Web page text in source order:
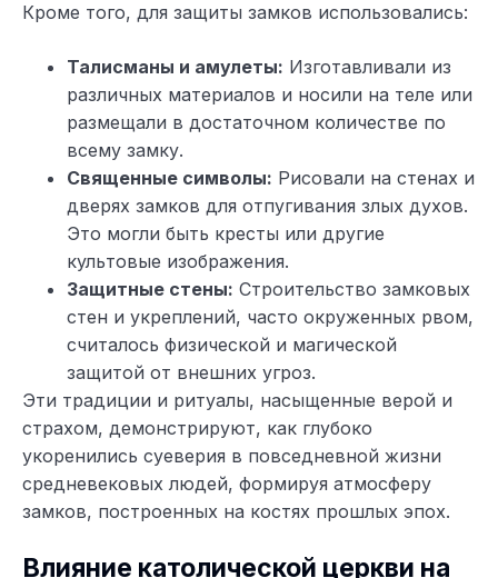
Кроме того, для защиты замков использовались:
Талисманы и амулеты: Изготавливали из
различных материалов и носили на теле или
размещали в достаточном количестве по
всему замку.
Священные символы: Рисовали на стенах и
дверях замков для отпугивания злых духов.
Это могли быть кресты или другие
культовые изображения.
Защитные стены: Строительство замковых
стен и укреплений, часто окруженных рвом,
считалось физической и магической
защитой от внешних угроз.
Эти традиции и ритуалы, насыщенные верой и
страхом, демонстрируют, как глубоко
укоренились суеверия в повседневной жизни
средневековых людей, формируя атмосферу
замков, построенных на костях прошлых эпох.
Влияние католической церкви на